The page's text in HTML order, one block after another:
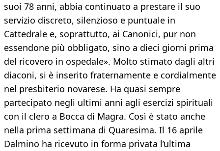
suoi 78 anni, abbia continuato a prestare il suo
servizio discreto, silenzioso e puntuale in
Cattedrale e, soprattutto, ai Canonici, pur non
essendone più obbligato, sino a dieci giorni prima
del ricovero in ospedale». Molto stimato dagli altri
diaconi, si è inserito fraternamente e cordialmente
nel presbiterio novarese. Ha quasi sempre
partecipato negli ultimi anni agli esercizi spirituali
con il clero a Bocca di Magra. Così è stato anche
nella prima settimana di Quaresima. Il 16 aprile
Dalmino ha ricevuto in forma privata l’ultima